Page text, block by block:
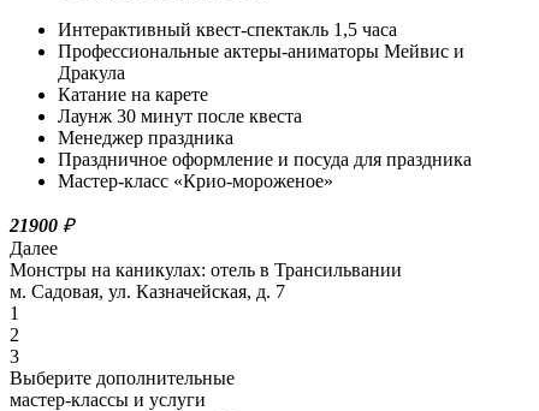
Интерактивный квест-спектакль 1,5 часа
Профессиональные актеры-аниматоры Мейвис и
Дракула
Катание на карете
Лаунж 30 минут после квеста
Менеджер праздника
Праздничное оформление и посуда для праздника
Мастер-класс «Крио-мороженое»
21900 ₽
Далее
Монстры на каникулах: отель в Трансильвании
м. Садовая, ул. Казначейская, д. 7
1
2
3
Выберите дополнительные
мастер-классы и услуги